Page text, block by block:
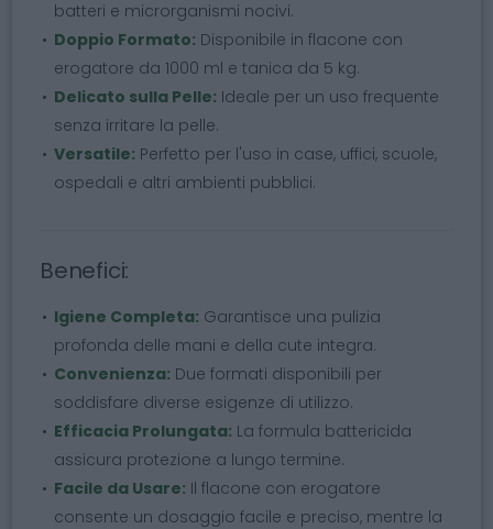
batteri e microrganismi nocivi.
Doppio Formato: Disponibile in flacone con
erogatore da 1000 ml e tanica da 5 kg.
Delicato sulla Pelle: Ideale per un uso frequente
senza irritare la pelle.
Versatile: Perfetto per l'uso in case, uffici, scuole,
ospedali e altri ambienti pubblici.
Benefici:
Igiene Completa: Garantisce una pulizia
profonda delle mani e della cute integra.
Convenienza: Due formati disponibili per
soddisfare diverse esigenze di utilizzo.
Efficacia Prolungata: La formula battericida
assicura protezione a lungo termine.
Facile da Usare: Il flacone con erogatore
consente un dosaggio facile e preciso, mentre la